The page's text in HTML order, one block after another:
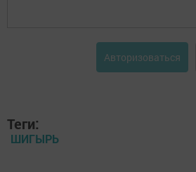
Авторизоваться
Теги:
ШИГЫРЬ